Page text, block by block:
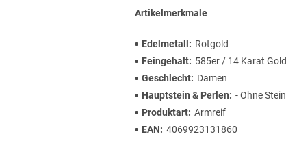
Artikelmerkmale
Edelmetall
Rotgold
Feingehalt
585er / 14 Karat Gold
Geschlecht
Damen
Hauptstein & Perlen
- Ohne Stein
Produktart Armreif
EAN
4069923131860